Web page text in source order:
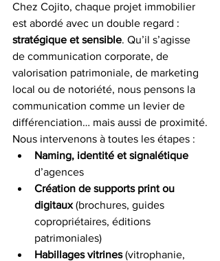
Chez Cojito, chaque projet immobilier
est abordé avec un double regard :
stratégique et sensible. Qu’il s’agisse
de communication corporate, de
valorisation patrimoniale, de marketing
local ou de notoriété, nous pensons la
communication comme un levier de
différenciation… mais aussi de proximité.
Nous intervenons à toutes les étapes :
Naming, identité et signalétique
d’agences
Création de supports print ou
digitaux (brochures, guides
copropriétaires, éditions
patrimoniales)
Habillages vitrines (vitrophanie,